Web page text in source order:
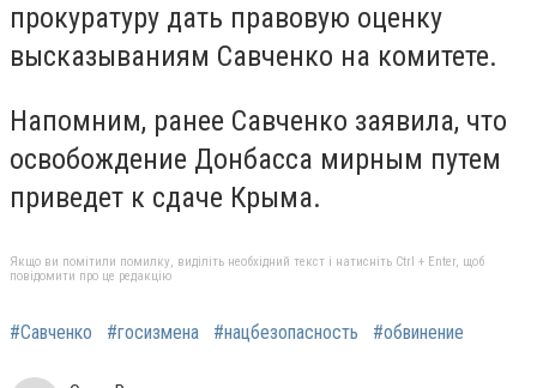
прокуратуру дать правовую оценку
высказываниям Савченко на комитете.
Напомним, ранее Савченко заявила, что
освобождение Донбасса мирным путем
приведет к сдаче Крыма.
Якщо ви помітили помилку, виділіть необхідний текст і натисніть Ctrl + Enter, щоб
повідомити про це редакцію
#Савченко #госизмена #нацбезопасность #обвинение